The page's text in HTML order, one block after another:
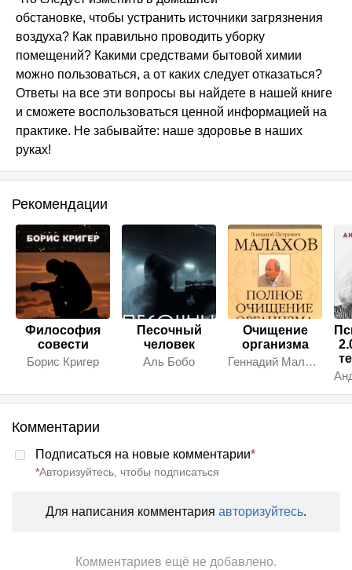
обстановке, чтобы устранить источники загрязнения
воздуха? Как правильно проводить уборку
помещений? Какими средствами бытовой химии
можно пользоваться, а от каких следует отказаться?
Ответы на все эти вопросы вы найдете в нашей книге
и сможете воспользоваться ценной информацией на
практике. Не забывайте: наше здоровье в наших
руках!
Рекомендации
Философия
совести
Борис Кригер
Песочный
человек
Аль Бобо
Очищение
организма
Геннадий Малахов
Комментарии
Подписаться на новые комментарии*
*Авторизуйтесь, чтобы подписаться
Для написания комментария авторизуйтесь.
Комментариев ещё не добавлено.